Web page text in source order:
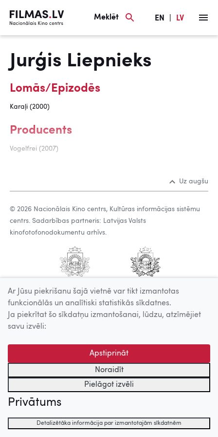
Meklēt EN LV
Jurģis Liepnieks
Lomās/Epizodēs
Karaļi (2000)
Producents
Vogelfrei (2007)
Uz augšu
© 2026 Nacionālais Kino centrs, Kultūras informācijas sistēmu
centrs. Sadarbības partneris: Latvijas Valsts
kinofotofonodokumentu arhīvs.
Ar Jūsu piekrišanu šajā vietnē var tikt izmantotas
funkcionālās un analītiski statistikās sīkdatnes.
Ja piekrītat šo sīkdatņu izmantošanai, lūdzu, atzīmējiet
savu izvēli:
Apstiprināt
Noraidīt
Pielāgot izvēli
Privātums
Detalizētāka informācija par izmantotajām sīkdatnēm